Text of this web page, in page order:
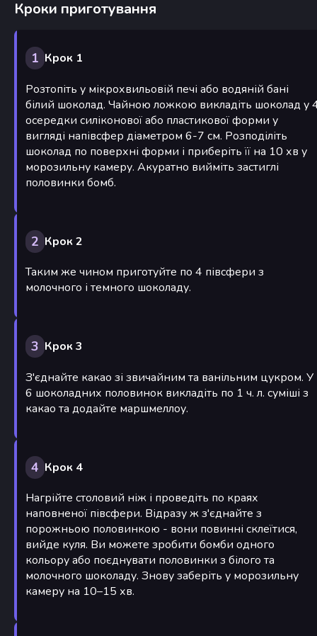
Кроки приготування
1 Крок 1
Розтопіть у мікрохвильовій печі або водяній бані
білий шоколад. Чайною ложкою викладіть шоколад у
осередки силіконової або пластикової форми у
вигляді напівсфер діаметром 6-7 см. Розподіліть
шоколад по поверхні форми і приберіть її на 10 хв у
морозильну камеру. Акуратно вийміть застиглі
половинки бомб.
2 Крок 2
Таким же чином приготуйте по 4 півсфери з
молочного і темного шоколаду.
3 Крок 3
З'єднайте какао зі звичайним та ванільним цукром. У
6 шоколадних половинок викладіть по 1 ч. л. суміші з
какао та додайте маршмеллоу.
4 Крок 4
Нагрійте столовий ніж і проведіть по краях
наповненої півсфери. Відразу ж з'єднайте з
порожньою половинкою - вони повинні склеїтися,
вийде куля. Ви можете зробити бомби одного
кольору або поєднувати половинки з білого та
молочного шоколаду. Знову заберіть у морозильну
камеру на 10–15 хв.